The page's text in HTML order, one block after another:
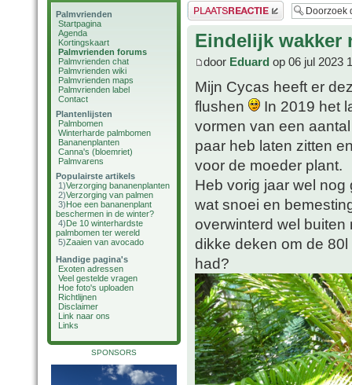
Palmvrienden
Startpagina
Agenda
Kortingskaart
Palmvrienden forums
Palmvrienden chat
Palmvrienden wiki
Palmvrienden maps
Palmvrienden label
Contact
Plantenlijsten
Palmbomen
Winterharde palmbomen
Bananenplanten
Canna's (bloemriet)
Palmvarens
Populairste artikels
1)Verzorging bananenplanten
2)Verzorging van palmen
3)Hoe een bananenplant
beschermen in de winter?
4)De 10 winterhardste
palmbomen ter wereld
5)Zaaien van avocado
Handige pagina's
Exoten adressen
Veel gestelde vragen
Hoe foto's uploaden
Richtlijnen
Disclaimer
Link naar ons
Links
SPONSORS
Plaats een reactie
Eindelijk wakker
door Eduard op 06 jul 2023
Mijn Cycas heeft er
flushen
In 2019 het
vormen van een
paar heb laten zitten
voor de moeder plant.
Heb vorig jaar wel
wat snoei en
overwinterd wel
dikke deken om de
had?